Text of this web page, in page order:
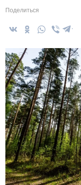
Поделиться